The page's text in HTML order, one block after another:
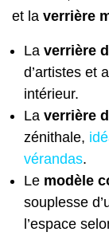
et la verrière
La verrière
d’artistes et
intérieur.
La verrière
zénithale,
vérandas.
Le modèle
souplesse
l’espace